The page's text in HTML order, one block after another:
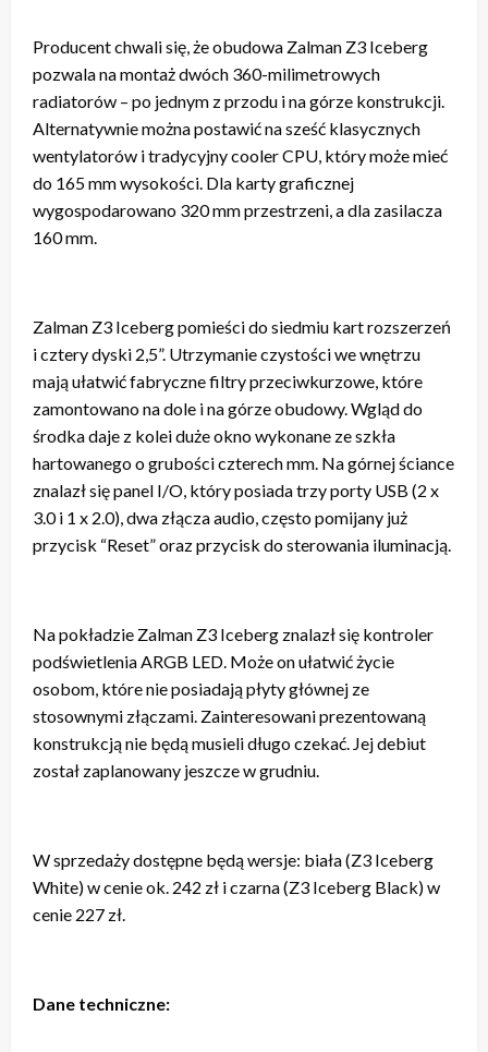
Producent chwali się, że obudowa Zalman Z3 Iceberg
pozwala na montaż dwóch 360-milimetrowych
radiatorów – po jednym z przodu i na górze konstrukcji.
Alternatywnie można postawić na sześć klasycznych
wentylatorów i tradycyjny cooler CPU, który może mieć
do 165 mm wysokości. Dla karty graficznej
wygospodarowano 320 mm przestrzeni, a dla zasilacza
160 mm.
Zalman Z3 Iceberg pomieści do siedmiu kart rozszerzeń
i cztery dyski 2,5”. Utrzymanie czystości we wnętrzu
mają ułatwić fabryczne filtry przeciwkurzowe, które
zamontowano na dole i na górze obudowy. Wgląd do
środka daje z kolei duże okno wykonane ze szkła
hartowanego o grubości czterech mm. Na górnej ściance
znalazł się panel I/O, który posiada trzy porty USB (2 x
3.0 i 1 x 2.0), dwa złącza audio, często pomijany już
przycisk “Reset” oraz przycisk do sterowania iluminacją.
Na pokładzie Zalman Z3 Iceberg znalazł się kontroler
podświetlenia ARGB LED. Może on ułatwić życie
osobom, które nie posiadają płyty głównej ze
stosownymi złączami. Zainteresowani prezentowaną
konstrukcją nie będą musieli długo czekać. Jej debiut
został zaplanowany jeszcze w grudniu.
W sprzedaży dostępne będą wersje: biała (Z3 Iceberg
White) w cenie ok. 242 zł i czarna (Z3 Iceberg Black) w
cenie 227 zł.
Dane techniczne: